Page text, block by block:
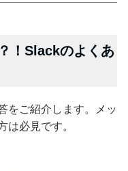
！Slackのよくあ
をご紹介します。メッ
は必見です。